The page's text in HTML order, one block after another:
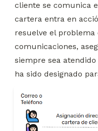
cliente se comunica
cartera entra en
resuelve el problema
comunicaciones,
siempre sea
ha sido designado